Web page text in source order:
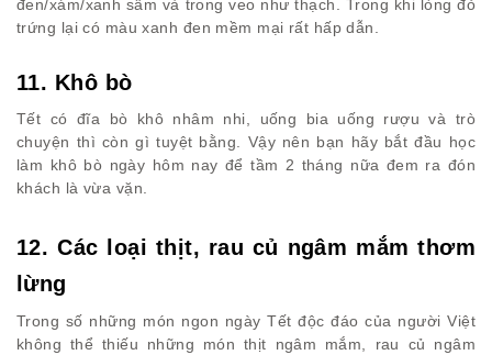
đen/xám/xanh sẫm và trong veo như thạch. Trong khi lòng đỏ
trứng lại có màu xanh đen mềm mại rất hấp dẫn.
11. Khô bò
Tết có đĩa bò khô nhâm nhi, uống bia uống rượu và trò
chuyện thì còn gì tuyệt bằng. Vậy nên bạn hãy bắt đầu học
làm khô bò ngày hôm nay để tầm 2 tháng nữa đem ra đón
khách là vừa vặn.
12. Các loại thịt, rau củ ngâm mắm thơm
lừng
Trong số những món ngon ngày Tết độc đáo của người Việt
không thể thiếu những món thịt ngâm mắm, rau củ ngâm